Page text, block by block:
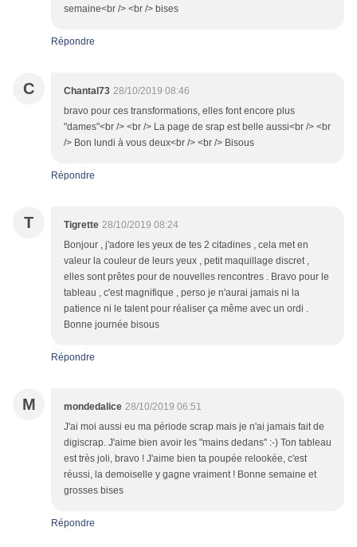
semaine<br /> <br /> bises
Répondre
C Chantal73 28/10/2019 08:46
bravo pour ces transformations, elles font encore plus
"dames"<br /> <br /> La page de srap est belle aussi<br /> <br
/> Bon lundi à vous deux<br /> <br /> Bisous
Répondre
T Tigrette 28/10/2019 08:24
Bonjour , j'adore les yeux de tes 2 citadines , cela met en
valeur la couleur de leurs yeux , petit maquillage discret ,
elles sont prêtes pour de nouvelles rencontres . Bravo pour le
tableau , c'est magnifique , perso je n'aurai jamais ni la
patience ni le talent pour réaliser ça même avec un ordi .
Bonne journée bisous
Répondre
M mondedalice 28/10/2019 06:51
J'ai moi aussi eu ma période scrap mais je n'ai jamais fait de
digiscrap. J'aime bien avoir les "mains dedans" :-) Ton tableau
est très joli, bravo ! J'aime bien ta poupée relookée, c'est
réussi, la demoiselle y gagne vraiment ! Bonne semaine et
grosses bises
Répondre